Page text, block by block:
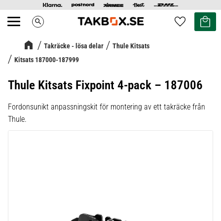
Meny search Favoriter
Kundvagn
Takräcke - lösa delar
Thule Kitsats
Kitsats 187000-187999
Thule Kitsats Fixpoint 4-pack – 187006
Fordonsunikt anpassningskit för montering av ett takräcke från
Thule.